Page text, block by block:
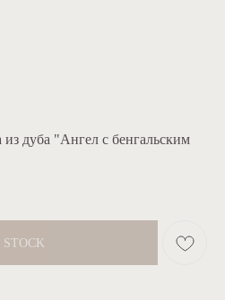
дуба "Ангел с бенгальским
STOCK